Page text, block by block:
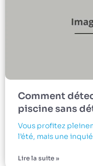
Comment
piscine sans
Vous profitez
l’été, mais une
Lire la suite »